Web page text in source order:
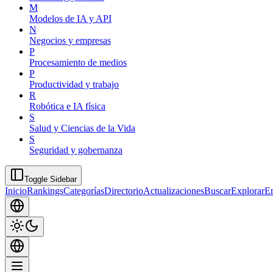
M
Modelos de IA y API
N
Negocios y empresas
P
Procesamiento de medios
P
Productividad y trabajo
R
Robótica e IA física
S
Salud y Ciencias de la Vida
S
Seguridad y gobernanza
Toggle Sidebar
InicioRankingsCategoríasDirectorioActualizacionesBuscarExplorar